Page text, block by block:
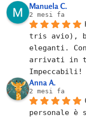
Manuela C.
2 mesi fa
tris avio),
eleganti.
arrivati in
Impeccabili!
Anna A.
2 mesi fa
personale è